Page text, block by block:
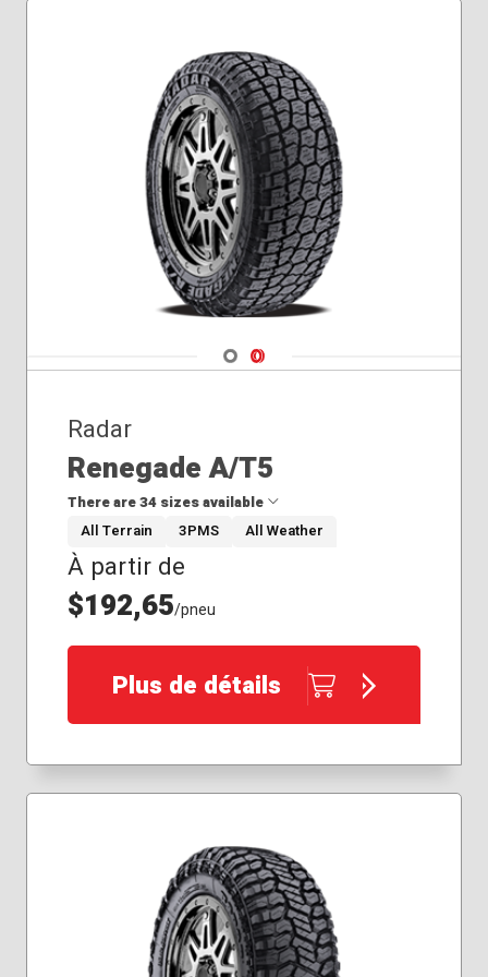
Navigate 1
Navigate 2
Radar
Renegade A/T5
There are 34 sizes available
35x12.50R17
35x12.50R18
35x12.50R20
35x12.50R22
37x12.50R20
225/75R16
235/80R17
265/70R17
265/70R18
265/75R16
275/65R18
All Terrain 3PMS All Weather
À partir de
$192,65/pneu
Plus de détails